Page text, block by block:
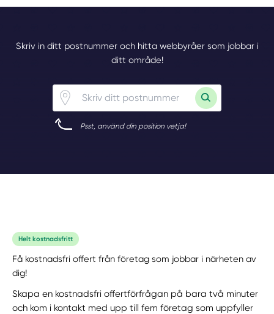
Skriv in ditt postnummer och hitta webbyråer som jobbar i
ditt område!
Psst, använd din position vetja!
Helt kostnadsfritt
Få kostnadsfri offert från företag som jobbar i närheten av
dig!
Skapa en kostnadsfri offertförfrågan på bara två minuter
och kom i kontakt med upp till fem företag som uppfyller